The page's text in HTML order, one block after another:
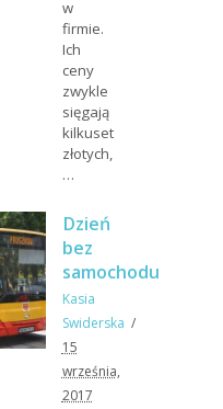
w
firmie.
Ich
ceny
zwykle
sięgają
kilkuset
złotych,
…
Dzień
bez
samochodu
Kasia
Swiderska
15
września,
2017